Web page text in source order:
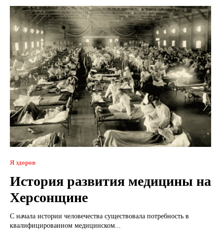
Я здоров
История развития медицины на
Херсонщине
С начала истории человечества существовала потребность в
квалифицированном медицинском...